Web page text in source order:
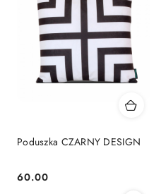
Poduszka CZARNY DESIGN
Cena:
60.00